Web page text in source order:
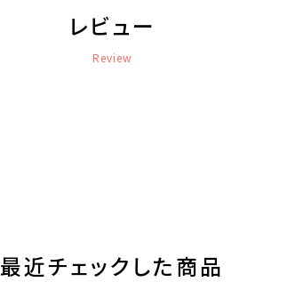
レビュー
Review
最近チェックした商品